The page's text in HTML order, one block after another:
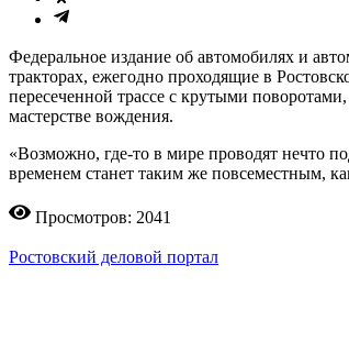
Федеральное издание об автомобилях и
тракторах, ежегодно проходящие в
пересеченной трассе с крутыми
мастерстве вождения.
«Возможно, где-то в мире проводят нечто
временем станет таким же повсеместным,
Просмотров: 2041
Ростовский деловой портал